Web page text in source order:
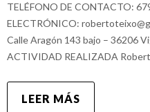
TELÉFONO DE CONTACTO:
ELECTRÓNICO:
Calle Aragón 143 bajo – 36206
ACTIVIDAD REALIZADA
LEER MÁS